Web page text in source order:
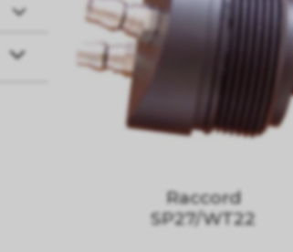
Raccord
SP27/WT22